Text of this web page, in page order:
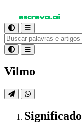
Vilmo
Significado